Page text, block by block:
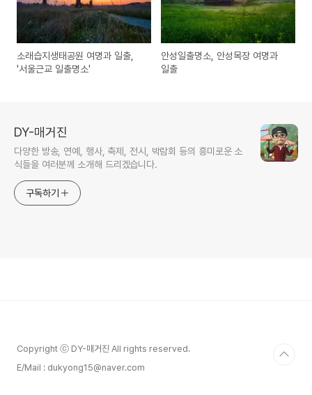
소래습지생태공원 여명과 일출,
'서울근교 일출명소'
안성일출명소, 안성목장 여명과
일출
DY-매거진
다양한 방송, 연예, 행사, 축제, 전시, 박람회 등의 흥미로운 소
식들을 여러분께 소개해 드리겠습니다.
구독하기
Copyright ⓒ DY-매거진 All rights reserved.
E/Mail : dukyong15@naver.com